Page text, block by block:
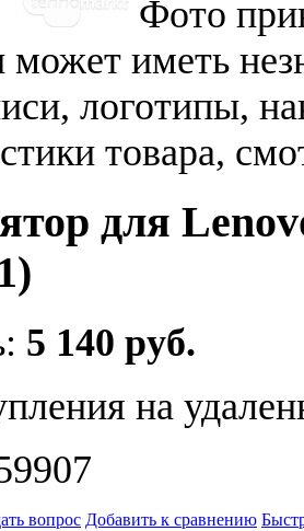
Фото
может иметь
логотипы,
товара,
для
5 140 руб.
на
вопрос Добавить к сравнению